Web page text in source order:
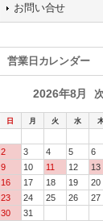
お問い合せ
営業日カレンダー
2026年8月
日 月 火 水
2
3 4 5 6
9
10 11 12 13
16
17 18 19 20
23
24 25 26 27
30
31